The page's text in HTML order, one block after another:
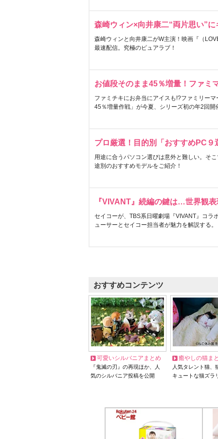
森崎ウィン×向井康二“両片思い”
森崎ウィンと向井康二がW主演！映画『（
最速配信。究極のピュアラブ！
お値段そのまま45％増量！ファミ
ファミチキにお弁当にアイスも!?ファミリー
45％増量作戦」が今夏、シリーズ初の年2回開
プロ厳選！目的別「おすすめPC９
用途に合うパソコン選びは意外と難しい。そ
途別のおすすめモデルをご紹介！
『VIVANT』続編の鍵は…世界観
セイコーが、TBS系日曜劇場『VIVANT』コラ
ューサーとセイコー担当者が魅力を解説する。
おすすめコンテンツ
可愛いシルバニアまとめ
『鬼滅の刃』の再現ほか、人
気のシルバニア投稿を公開
癒やしの猫ま
人気タレント猫
キュートな猫ズラ